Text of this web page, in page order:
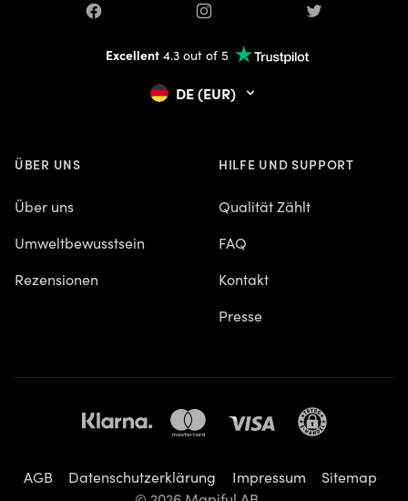
Facebook Instagram Twitter
Excellent4.3 out of 5
DE (EUR)
ÜBER UNS
Über uns
Umweltbewusstsein
Rezensionen
HILFE UND SUPPORT
Qualität Zählt
FAQ
Kontakt
Presse
AGB Datenschutzerklärung Impressum
Sitemap